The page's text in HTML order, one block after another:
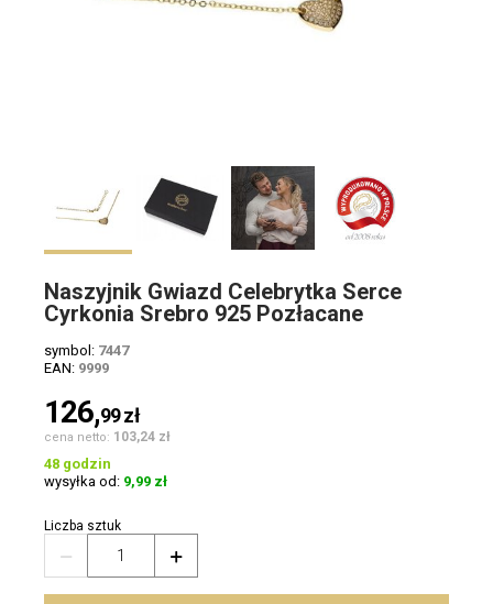
Naszyjnik Gwiazd Celebrytka Serce
Cyrkonia Srebro 925 Pozłacane
symbol: 7447
EAN: 9999
126,99zł
cena netto: 103,24 zł
48 godzin
wysyłka od: 9,99 zł
Liczba sztuk
 